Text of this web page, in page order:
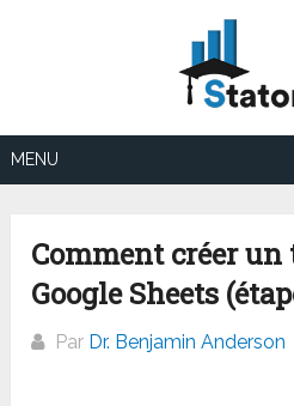
MENU
Comment créer un
Google Sheets
Par Dr. Benjamin Anderson